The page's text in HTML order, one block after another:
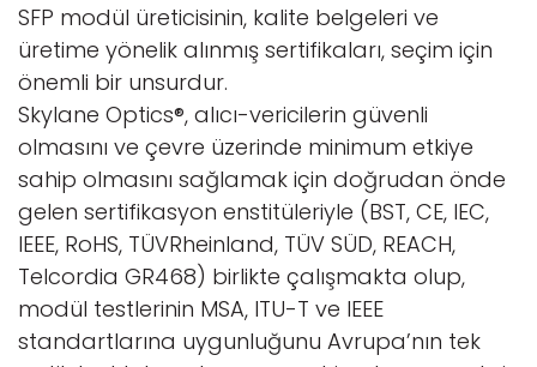
SFP modül üreticisinin, kalite belgeleri ve
üretime yönelik alınmış sertifikaları, seçim için
önemli bir unsurdur.
Skylane Optics®, alıcı-vericilerin güvenli
olmasını ve çevre üzerinde minimum etkiye
sahip olmasını sağlamak için doğrudan önde
gelen sertifikasyon enstitüleriyle (BST, CE, IEC,
IEEE, RoHS, TÜVRheinland, TÜV SÜD, REACH,
Telcordia GR468) birlikte çalışmakta olup,
modül testlerinin MSA, ITU-T ve IEEE
standartlarına uygunluğunu Avrupa’nın tek